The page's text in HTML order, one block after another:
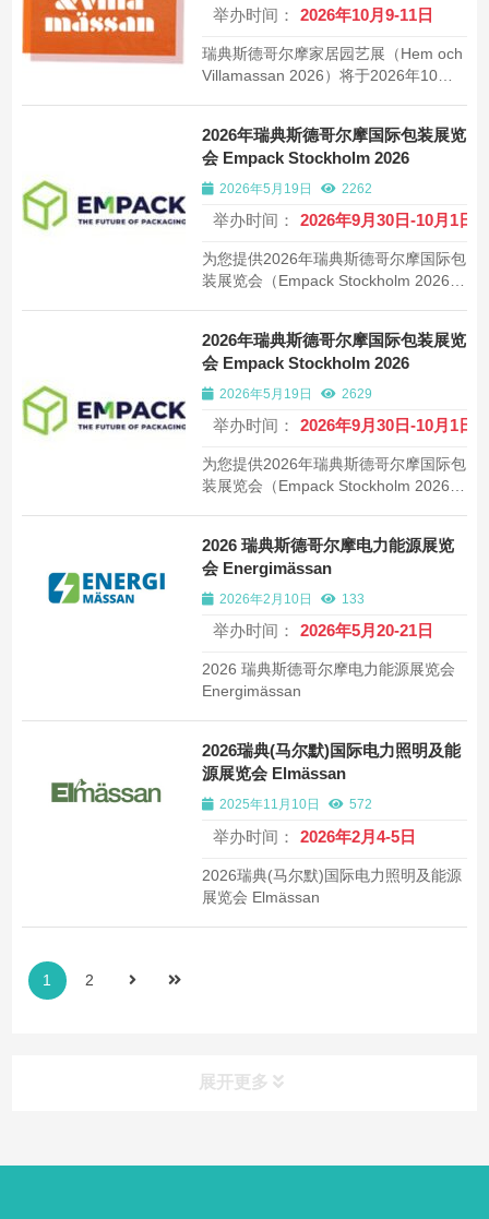
举办时间： 2026年10月9-11日
瑞典斯德哥尔摩家居园艺展（Hem och
Villamassan 2026）将于2026年10月9-
园艺美化消费品展览会，约400家展
商，18000平方米。
2026年瑞典斯德哥尔摩国际包装展览
会 Empack Stockholm 2026
2026年5月19日 2262
举办时间： 2026年9月30日-10月1日
为您提供2026年瑞典斯德哥尔摩国际包
装展览会（Empack Stockholm 2026）
会信息服务，帮助企业拓展国际及全球
包装机械市场。
2026年瑞典斯德哥尔摩国际包装展览
会 Empack Stockholm 2026
2026年5月19日 2629
举办时间： 2026年9月30日-10月1日
为您提供2026年瑞典斯德哥尔摩国际包
装展览会（Empack Stockholm 2026）
会信息服务，帮助企业拓展国际及全球
包装机械市场。
2026 瑞典斯德哥尔摩电力能源展览
会 Energimässan
2026年2月10日 133
举办时间： 2026年5月20-21日
2026 瑞典斯德哥尔摩电力能源展览会
Energimässan
2026瑞典(马尔默)国际电力照明及能
源展览会 Elmässan
2025年11月10日 572
举办时间： 2026年2月4-5日
2026瑞典(马尔默)国际电力照明及能源
展览会 Elmässan
1 2
展开更多